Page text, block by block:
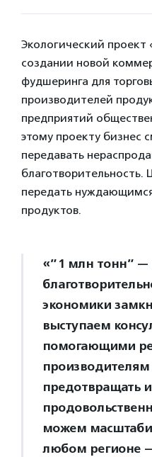
Экологический проект
создании новой
фудшеринга для
производителей
предприятий
этому проекту бизнес
передавать
передать
продуктов.
«”1 млн тонн” —
экономики
выступаем
помогающими
предотвращать
можем
любом регионе